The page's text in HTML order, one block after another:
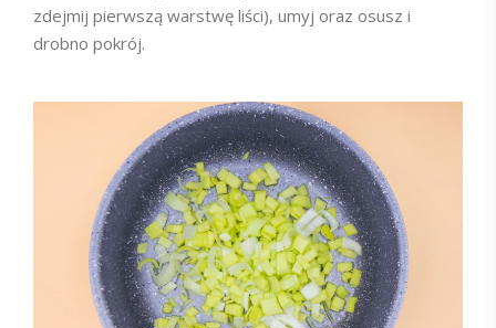
zdejmij pierwszą warstwę liści), umyj oraz osusz i
drobno pokrój.